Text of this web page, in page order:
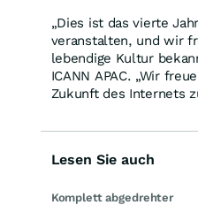
„Dies ist das vierte
veranstalten, und wir
lebendige Kultur
ICANN APAC. „Wir
Zukunft des Internets
Lesen Sie auch
Komplett abgedrehter